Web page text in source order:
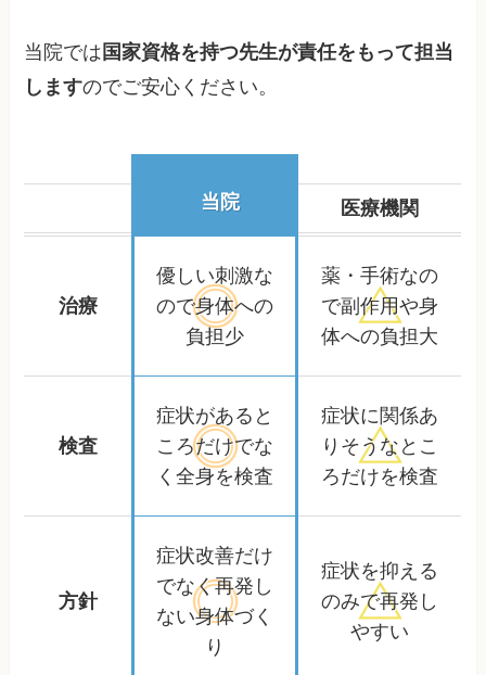
当院では 国家資格を持つ先生が責任をもって担当
しますのでご安心ください。
当院 医療機関
治療
優しい刺激な
ので身体への
負担少
薬・手術なの
で副作用や身
体への負担大
検査
症状があると
ころだけでな
く全身を検査
症状に関係あ
りそうな とこ
ろだけを検査
方針
症状改善だけ
でなく再発し
ない身体づく
り
症状を抑える
のみで再発し
やすい